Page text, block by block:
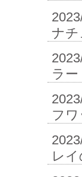
ナチ
ラ
フワ
レイ